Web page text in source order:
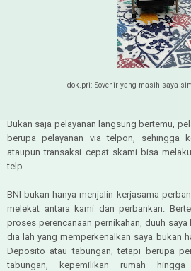
dok.pri: Sovenir yang masih saya
Bukan saja pelayanan langsung bertemu,
berupa pelayanan via telpon, sehingga
ataupun transaksi cepat skami bisa
telp.
BNI bukan hanya menjalin kerjasama
melekat antara kami dan perbankan.
proses perencanaan pernikahan, duuh saya
dia lah yang memperkenalkan saya bukan
Deposito atau tabungan, tetapi berupa
tabungan, kepemilikan rumah